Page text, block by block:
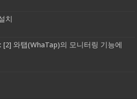
치
와탭(WhaTap)의 모니터링 기능에